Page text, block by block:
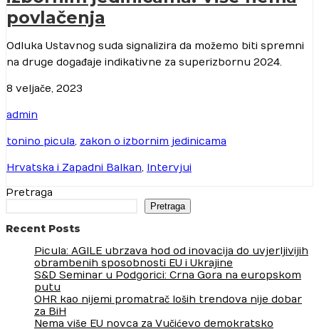
povlačenja
Odluka Ustavnog suda signalizira da možemo biti spremni
na druge događaje indikativne za superizbornu 2024.
8 veljače, 2023
admin
tonino picula, zakon o izbornim jedinicama
Hrvatska i Zapadni Balkan, Intervjui
Pretraga
Pretraga
Recent Posts
Picula: AGILE ubrzava hod od inovacija do uvjerljivijih
obrambenih sposobnosti EU i Ukrajine
S&D Seminar u Podgorici: Crna Gora na europskom
putu
OHR kao nijemi promatrač loših trendova nije dobar
za BiH
Nema više EU novca za Vučićevo demokratsko